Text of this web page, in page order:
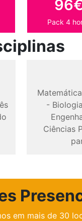
96€
Pack 4
-
Ciências
em mais de 30